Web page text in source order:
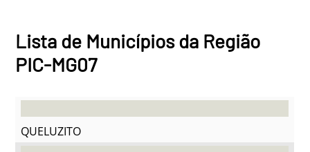
Lista de Municípios da Região
PIC-MG07
QUELUZITO